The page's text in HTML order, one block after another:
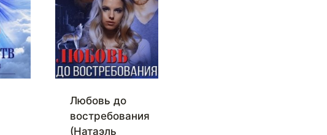
Любовь до
востребования
(Натаэль